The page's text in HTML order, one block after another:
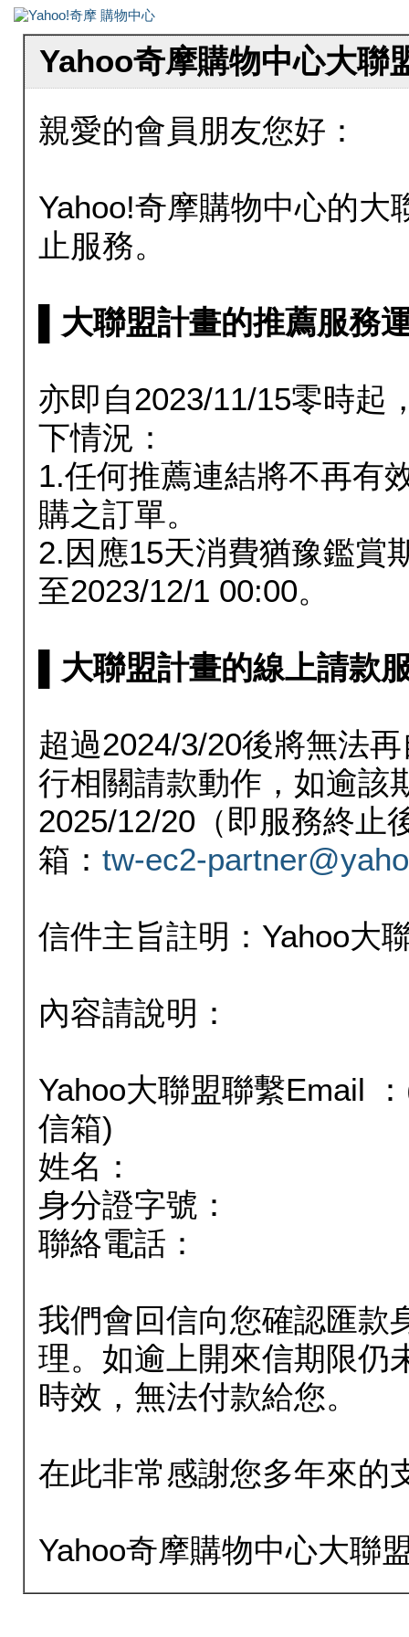
Yahoo奇摩購物中心大聯
親愛的會員朋友您好：
Yahoo!奇摩購物中心的大
止服務。
▌大聯盟計畫的推薦服務
亦即自2023/11/15零時起
下情況：
1.任何推薦連結將不再有
購之訂單。
2.因應15天消費猶豫鑑賞
至2023/12/1 00:00。
▌大聯盟計畫的線上請款
超過2024/3/20後將無法
行相關請款動作，如逾該
2025/12/20（即服務終止
箱： tw-ec2-
信件主旨註明：Yahoo大
內容請說明：
Yahoo大聯盟聯繫Email
信箱)
姓名：
身分證字號：
聯絡電話：
我們會回信向您確認匯款
理。如逾上開來信期限仍
時效，無法付款給您。
在此非常感謝您多年來的
Yahoo奇摩購物中心大